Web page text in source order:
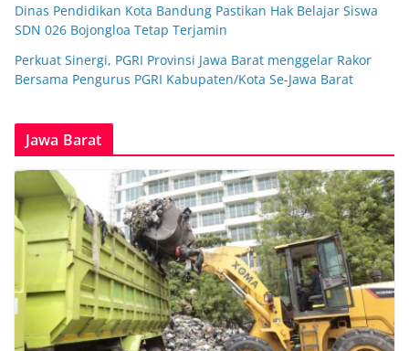
Dinas Pendidikan Kota Bandung Pastikan Hak Belajar Siswa
SDN 026 Bojongloa Tetap Terjamin
Perkuat Sinergi, PGRI Provinsi Jawa Barat menggelar Rakor
Bersama Pengurus PGRI Kabupaten/Kota Se-Jawa Barat
Jawa Barat